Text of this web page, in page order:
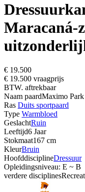
Maracaná-
€ 19.500
€ 19.500 vraagprijs
BTW. aftrekbaar
Naam paardMaximo Park
Ras Duits sportpaard
Type Warmbloed
GeslachtRuin
Leeftijd6 Jaar
Stokmaat167 cm
KleurBruin
HoofddisciplineDressuur
Opleidingsniveau: E ~ B
verdere disciplines